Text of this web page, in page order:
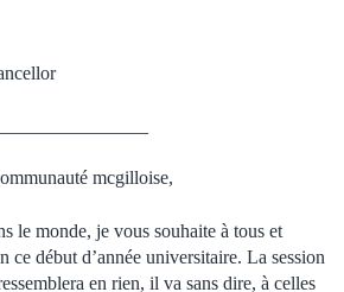
mcgilloise,
le monde, je vous souhaite à tous et
ce début d’année universitaire. La session
en rien, il va sans dire, à celles